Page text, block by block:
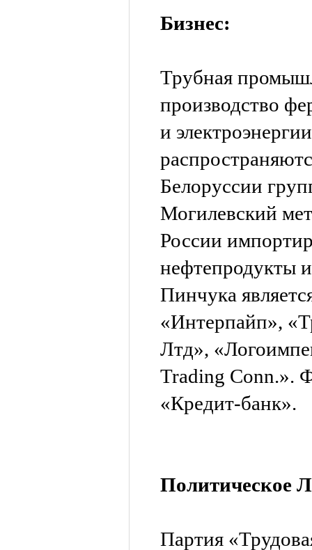
Бизнес:
Трубная
производство
и
Белоруссии
Могилевский
России
нефтепродукты
Пинчука
«Интерпайп»,
Лтд»,
Trading Conn.».
«Кредит-банк».
Политическое
Партия